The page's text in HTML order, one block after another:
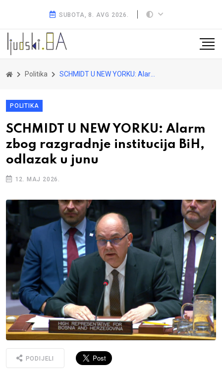
SUBOTA, 8. AVG 2026.
Politika SCHMIDT U NEW YORKU: Alarm zbog razgradnje institucija BiH, odlazak u junu
POLITIKA
SCHMIDT U NEW YORKU: Alarm
zbog razgradnje institucija BiH,
odlazak u junu
12. MAJ 2026.
PODIJELI